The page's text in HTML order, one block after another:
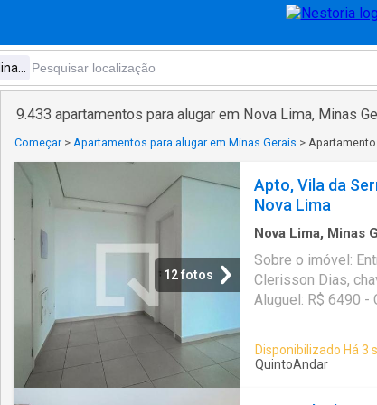
9.433 apartamentos para alugar em Nova Lima, Minas
Começar > Apartamentos para alugar em Minas Gerais >
12 fotos
Apto, Vila da
Nova Lima
Nova Lima, Minas
Sobre o imóvel:
Clerisson Dias,
Aluguel: R$ 6490 -
pelo formulário.
e-mail e
imóvel sem
Disponibilizado Há 3
QuintoAndar